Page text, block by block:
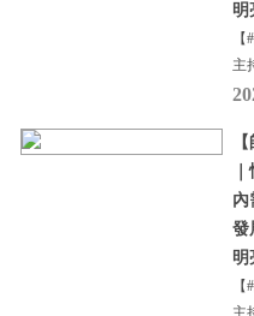
明
主
內
發
明
主